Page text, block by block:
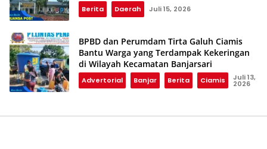
Berita Daerah Juli 15, 2026
BPBD dan Perumdam Tirta Galuh Ciamis
Bantu Warga yang Terdampak Kekeringan
di Wilayah Kecamatan Banjarsari
Advertorial Banjar Berita Ciamis Juli 13,
2026